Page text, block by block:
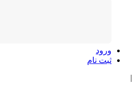
ورود
ثبت نام